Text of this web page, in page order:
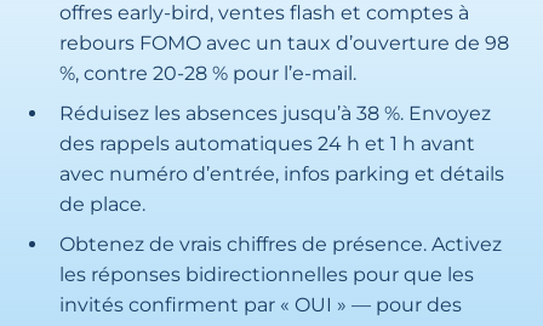
offres early-bird, ventes flash et comptes à
rebours FOMO avec un taux d’ouverture de 98
%, contre 20-28 % pour l’e-mail.
Réduisez les absences jusqu’à 38 %. Envoyez
des rappels automatiques 24 h et 1 h avant
avec numéro d’entrée, infos parking et détails
de place.
Obtenez de vrais chiffres de présence. Activez
les réponses bidirectionnelles pour que les
invités confirment par « OUI » — pour des